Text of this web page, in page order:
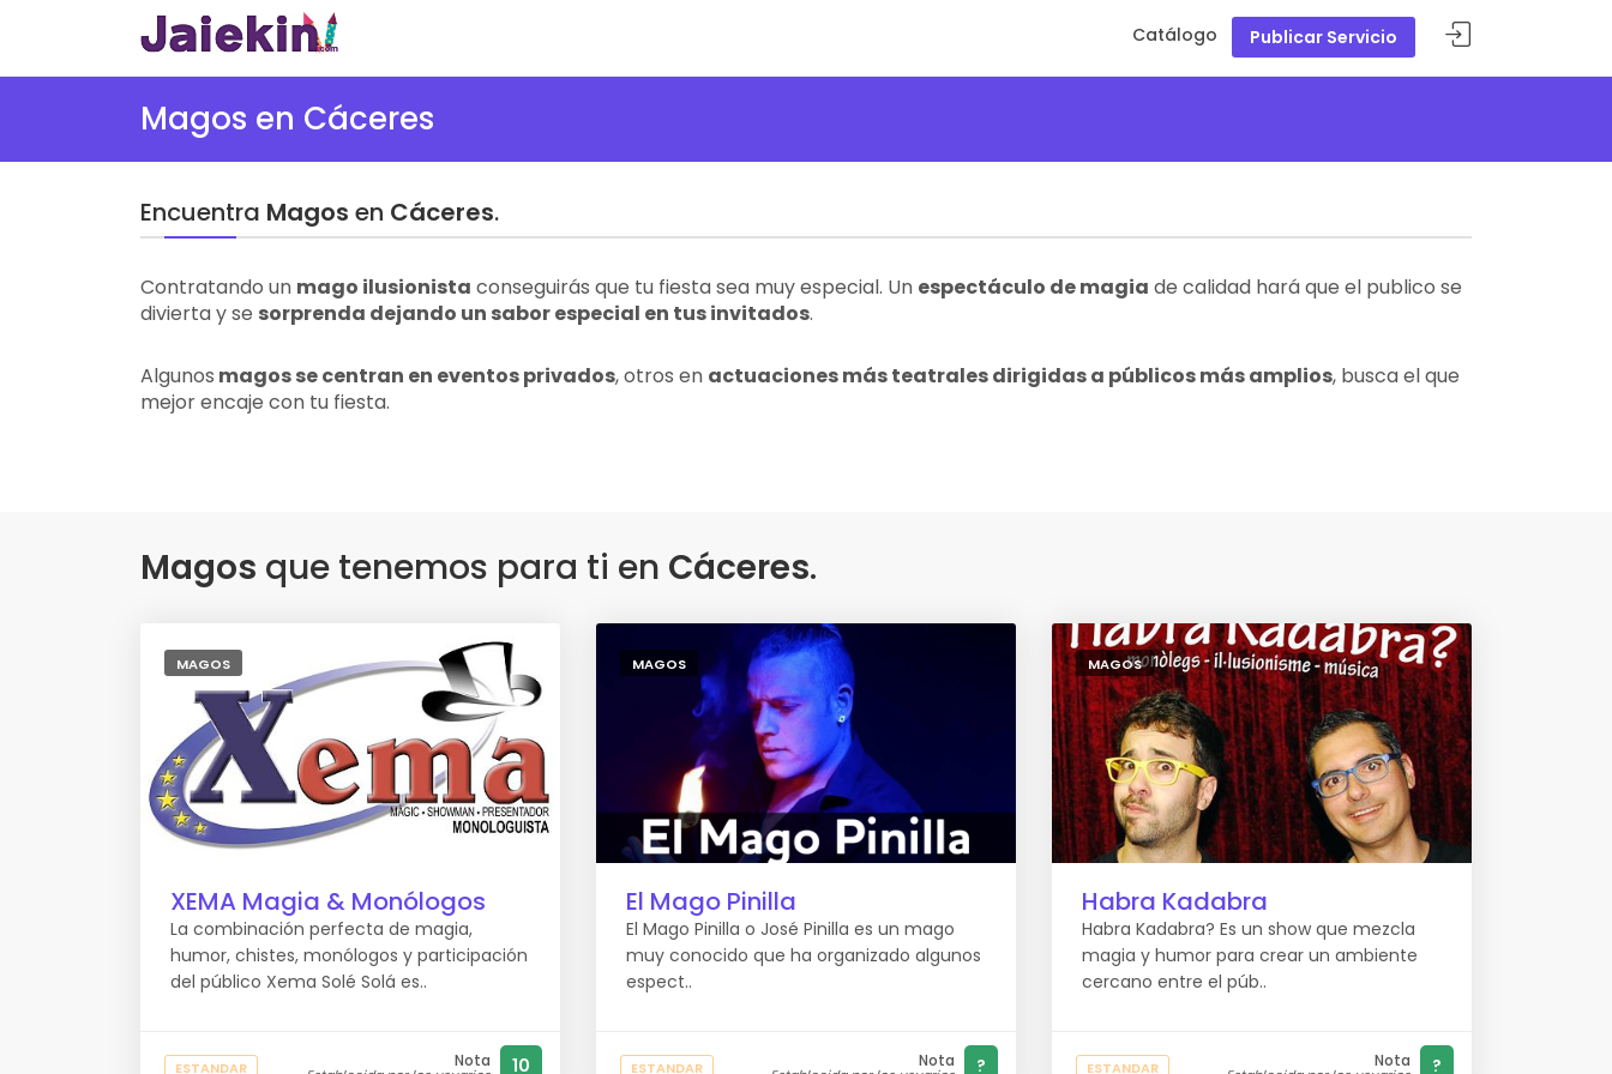
Catálogo Publicar Servicio
Magos en Cáceres
Encuentra Magos en Cáceres.
Contratando un mago ilusionista conseguirás que tu fiesta sea muy especial. Un espectáculo de magia de calidad hará que el publico se
divierta y se sorprenda dejando un sabor especial en tus invitados.
Algunos magos se centran en eventos privados, otros en actuaciones más teatrales dirigidas a públicos más amplios, busca el que
mejor encaje con tu fiesta.
Magos que tenemos para ti en Cáceres.
MAGOS
XEMA Magia & Monólogos
La combinación perfecta de magia,
humor, chistes, monólogos y participación
del público Xema Solé Solá es..
ESTANDAR Nota 10
MAGOS
El Mago Pinilla
El Mago Pinilla o José Pinilla es un mago
muy conocido que ha organizado algunos
espect..
ESTANDAR Nota ?
MAGOS
Habra Kadabra
Habra Kadabra? Es un show que mezcla
magia y humor para crear un ambiente
cercano entre el púb..
ESTANDAR Nota ?